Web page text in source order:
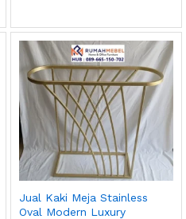
Jual Kaki Meja Stainless
Oval Modern Luxury